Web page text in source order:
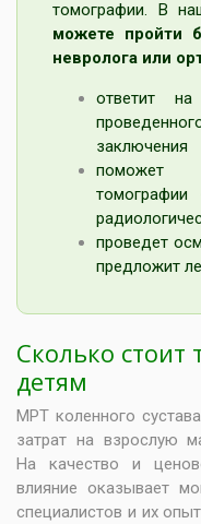
томографии. В
можете пройти
невролога или
ответит
заключения
поможет
томографии
проведет
предложит
Сколько стоит
детям
МРТ коленного
затрат на взрослую
На качество и
влияние оказывает
специалистов и их